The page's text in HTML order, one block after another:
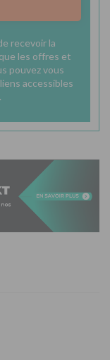
recevoir la
les offres et
pouvez vous
accessibles